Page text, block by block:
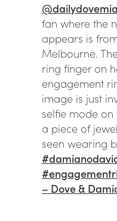
fan where the
appears is
Melbourne.
ring finger on
engagement
image is just
selfie mode
a piece of
seen wearing
– Dove &